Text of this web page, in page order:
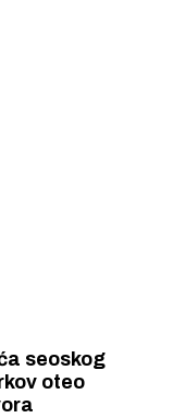
seoskog